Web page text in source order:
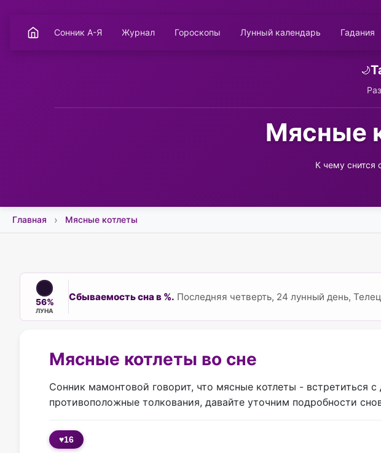
Сонник А-Я Журнал Гороскопы Лунный календарь Гадания
🌙
Мясные
К чему снится
Главная Мясные котлеты
56%
ЛУНА
Сбываемость сна в %. Последняя четверть, 24 лунный день,
Мясные котлеты во сне
Сонник мамонтовой говорит, что мясные котлеты - встретиться
противоположные толкования, давайте уточним подробности
♥16